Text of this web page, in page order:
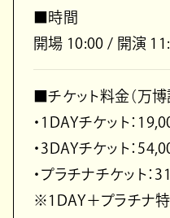
■時間
開場 10:00 / 開演
■チケット料金（万
・1DAYチケット：
・3DAYチケット：
・プラチナチケット：
※1DAY＋プラチナ